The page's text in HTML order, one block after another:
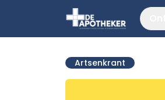
Artsenkrant